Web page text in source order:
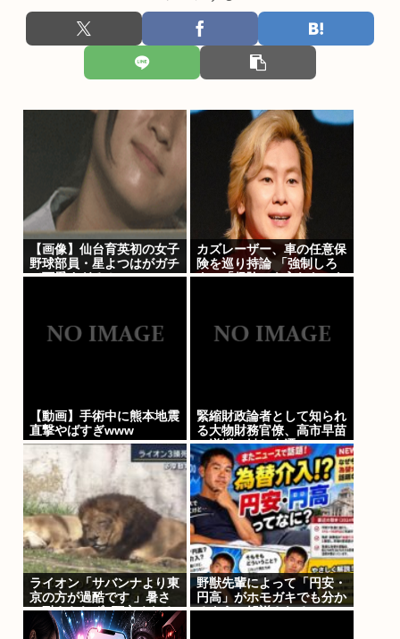
【画像】仙台育英初の女子
野球部員・星よつはがガチ
で可愛すぎる！
カズレーザー、車の任意保
険を巡り持論 「強制しろ
よ」「保険にも入れないヤ
【動画】手術中に熊本地震
直撃やばすぎwww
緊縮財政論者として知られ
る大物財務官僚、高市早苗
の逆鱗に触れ左遷
ライオン「サバンナより東
京の方が過酷です 」暑さ
に耐えられず3頭亡くなる
野獣先輩によって「円安・
円高」がホモガキでも分か
るように解説される